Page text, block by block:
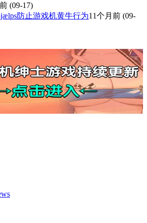
(09-17)
防止游戏机黄牛行为11个月前 (09-